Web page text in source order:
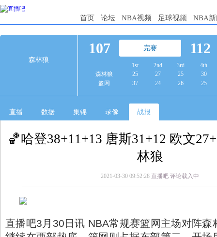
首页 论坛 NBA视频 足球视频 NBA
森林狼
107 完赛 112
1st 2nd 3rd
4th
森林狼
25 27 25
30
篮网
37 24 26 25
直播 数据 集锦 录像 战报
🏀哈登38+11+13 唐斯31+12 欧文
林狼
2021-03-30 09:52:28直播吧 评论载入中
直播吧3月30日讯 NBA常规赛篮网主场对阵森